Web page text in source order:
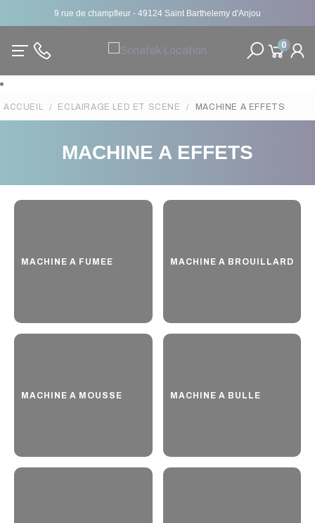
9 rue de champfleur - 49124 Saint Barthelemy d'Anjou
0
ACCUEIL ECLAIRAGE LED ET SCENE MACHINE A EFFETS
MACHINE A EFFETS
MACHINE A FUMEE MACHINE A BROUILLARD
MACHINE A MOUSSE MACHINE A BULLE